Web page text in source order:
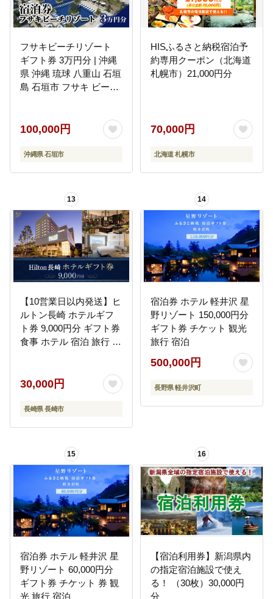
フサキビーチリゾート
ギフト券 3万円分 | 沖縄
県 沖縄 琉球 八重山 石垣
島 石垣市 フサキ ビーチ
行 宿泊補助券 観光 観光
地応援 チケット FR-001
100,000円
沖縄県 石垣市
HISふるさと納税宿泊予
約専用クーポン（北海道
札幌市）21,000円分
70,000円
北海道 札幌市
13
【10営業日以内発送】ヒ
ルトン長崎 ホテルギフ
ト券 9,000円分 ギフト券
食事 ホテル 宿泊 旅行 旅
30,000円
長崎県 長崎市
14
宿泊券 ホテル 軽井沢 星
野リゾート 150,000円分
ギフト券 チケット 観光
旅行 宿泊
500,000円
長野県 軽井沢町
15
宿泊券 ホテル 軽井沢 星
野リゾート 60,000円分
ギフト券 チケット 券 観
光 旅行 宿泊
16
【宿泊利用券】新潟県内
の指定宿泊施設で使え
る！ （30枚）30,000円
分